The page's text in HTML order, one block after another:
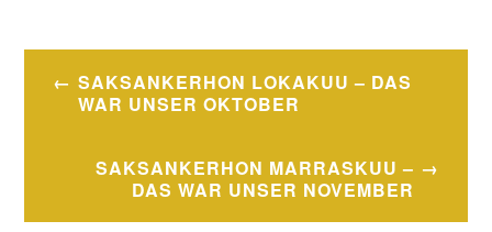
Beitragsnavigation
SAKSANKERHON LOKAKUU – DAS
WAR UNSER OKTOBER
SAKSANKERHON MARRASKUU –
DAS WAR UNSER NOVEMBER